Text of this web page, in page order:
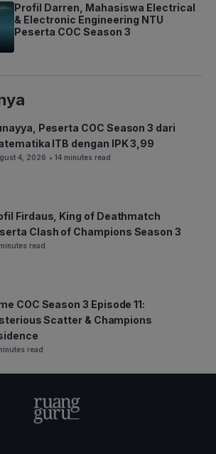
Profil Darren, Mahasiswa Electrical
& Electronic Engineering NTU
Peserta COC Season 3
Peserta COC Season 3 dari
ITB dengan IPK 3,99
4, 2026 • 14 minutes read
Firdaus, King of Deathmatch
Clash of Champions Season 3
read
COC Season 3 Episode 11:
Scatter & Champions
read